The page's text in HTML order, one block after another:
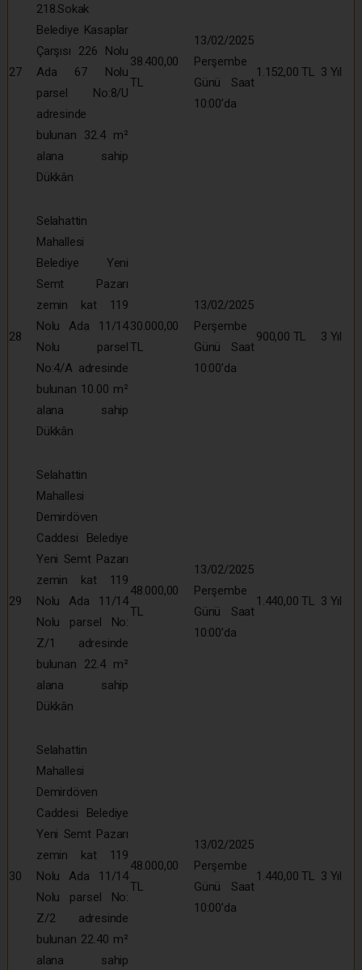
27
218.Sokak
Belediye Kasaplar
Çarşısı 226 Nolu
Ada 67 Nolu
parsel No:8/U
adresinde
bulunan 32.4 m²
alana sahip
Dükkân
38.400,00
TL
13/02/2025
Perşembe
Günü Saat
10:00’da
1.152,00 TL 3 Yıl
28
Selahattin
Mahallesi
Belediye Yeni
Semt Pazarı
zemin kat 119
Nolu Ada 11/14
Nolu parsel
No:4/A adresinde
bulunan 10.00 m²
alana sahip
Dükkân
30.000,00
TL
13/02/2025
Perşembe
Günü Saat
10:00’da
900,00 TL 3 Yıl
29
Selahattin
Mahallesi
Demirdöven
Caddesi Belediye
Yeni Semt Pazarı
zemin kat 119
Nolu Ada 11/14
Nolu parsel No:
Z/1 adresinde
bulunan 22.4 m²
alana sahip
Dükkân
48.000,00
TL
13/02/2025
Perşembe
Günü Saat
10:00’da
1.440,00 TL 3 Yıl
30
Selahattin
Mahallesi
Demirdöven
Caddesi Belediye
Yeni Semt Pazarı
zemin kat 119
Nolu Ada 11/14
Nolu parsel No:
Z/2 adresinde
bulunan 22.40 m²
alana sahip
48.000,00
TL
13/02/2025
Perşembe
Günü Saat
10:00’da
1.440,00 TL 3 Yıl